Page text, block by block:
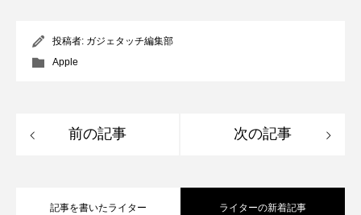
投稿者: ガジェタッチ編集部
Apple
前の記事 次の記事
記事を書いたライター ライターの新着記事